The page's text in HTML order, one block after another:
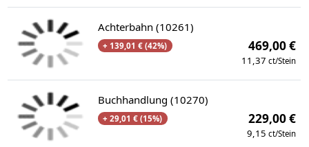
Achterbahn (10261)
+ 139,01 € (42%) 469,00 €
11,37 ct/Stein
Buchhandlung (10270)
+ 29,01 € (15%) 229,00 €
9,15 ct/Stein